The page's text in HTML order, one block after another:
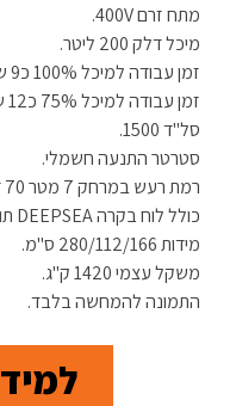
מתח זרם 400V.
מיכל דלק 200 ליטר.
זמן עבודה למיכל 100% כ9 שעות.
זמן עבודה למיכל 75% כ12 שעות.
סל"ד 1500.
סטרטר התנעה חשמלי.
רמת רעש במרחק 7 מטר 70 דציבל.
כולל לוח בקרה DEEPSEA תוצרת אירופה.
מידות 280/112/166 ס"מ.
משקל עצמי 1420 ק"ג.
התמונה להמחשה בלבד.